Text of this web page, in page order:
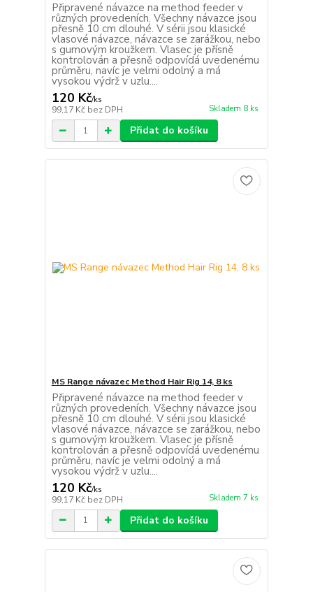
Připravené návazce na method feeder v
různých provedeních. Všechny návazce jsou
přesně 10 cm dlouhé. V sérii jsou klasické
vlasové návazce, návazce se zarážkou, nebo
s gumovým kroužkem. Vlasec je přísně
kontrolován a přesně odpovídá uvedenému
průměru, navíc je velmi odolný a má
vysokou výdrž v uzlu....
120 Kč/ks
99,17 Kč bez DPH Skladem 8 ks
Přidat do košíku
MS Range návazec Method Hair Rig 14, 8 ks
Připravené návazce na method feeder v
různých provedeních. Všechny návazce jsou
přesně 10 cm dlouhé. V sérii jsou klasické
vlasové návazce, návazce se zarážkou, nebo
s gumovým kroužkem. Vlasec je přísně
kontrolován a přesně odpovídá uvedenému
průměru, navíc je velmi odolný a má
vysokou výdrž v uzlu....
120 Kč/ks
99,17 Kč bez DPH Skladem 7 ks
Přidat do košíku